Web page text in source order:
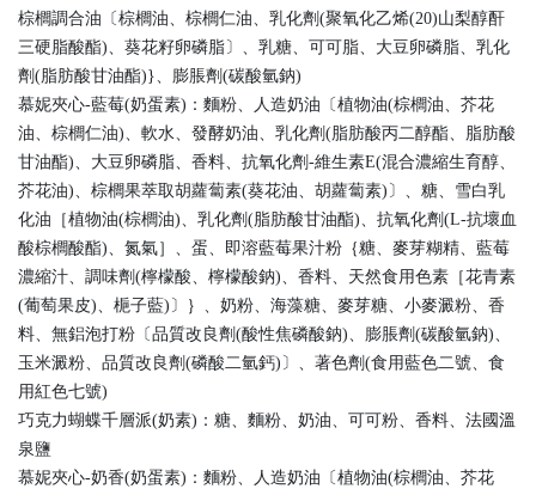
棕櫚調合油〔棕櫚油、棕櫚仁油、乳化劑(聚氧化乙烯(20)山梨醇酐
三硬脂酸酯)、葵花籽卵磷脂〕、乳糖、可可脂、大豆卵磷脂、乳化
劑(脂肪酸甘油酯)}、膨脹劑(碳酸氫鈉)
慕妮夾心-藍莓(奶蛋素)：麵粉、人造奶油〔植物油(棕櫚油、芥花
油、棕櫚仁油)、軟水、發酵奶油、乳化劑(脂肪酸丙二醇酯、脂肪酸
甘油酯)、大豆卵磷脂、香料、抗氧化劑-維生素E(混合濃縮生育醇、
芥花油)、棕櫚果萃取胡蘿蔔素(葵花油、胡蘿蔔素)〕、糖、雪白乳
化油［植物油(棕櫚油)、乳化劑(脂肪酸甘油酯)、抗氧化劑(L-抗壞血
酸棕櫚酸酯)、氮氣］、蛋、即溶藍莓果汁粉｛糖、麥芽糊精、藍莓
濃縮汁、調味劑(檸檬酸、檸檬酸鈉)、香料、天然食用色素［花青素
(葡萄果皮)、梔子藍)〕｝、奶粉、海藻糖、麥芽糖、小麥澱粉、香
料、無鋁泡打粉〔品質改良劑(酸性焦磷酸鈉)、膨脹劑(碳酸氫鈉)、
玉米澱粉、品質改良劑(磷酸二氫鈣)〕、著色劑(食用藍色二號、食
用紅色七號)
巧克力蝴蝶千層派(奶素)：糖、麵粉、奶油、可可粉、香料、法國溫
泉鹽
慕妮夾心-奶香(奶蛋素)：麵粉、人造奶油〔植物油(棕櫚油、芥花